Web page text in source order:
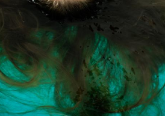
Pourquoi votre ventre
gâche-t-il les premiers
jours de vos vacances ?